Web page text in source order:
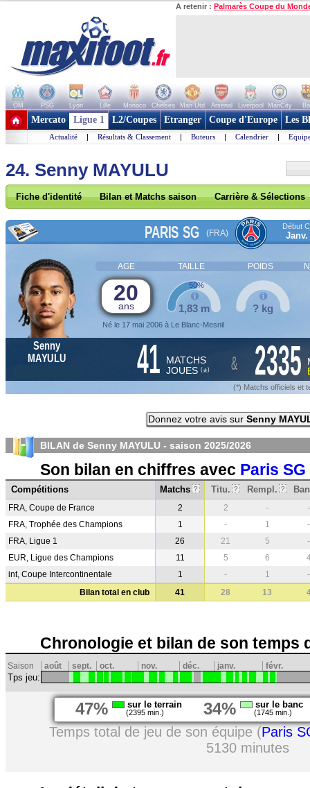
A retenir : Palmarès Coupe du
OM PSG Lyon Lille Monaco Chelsea Man Utd Arsenal Liverpool ManCity
+ de clubs
Mercato Ligue 1 L2/Coupes Etranger Coupe d'Europe Les
Actualité | Résultats & Classement | Buteurs | Calendrier |
24. Senny MAYULU
Fiche d'identité Bilan et Matchs saison Carrière & Sélections
PARIS SG (FRA)
Début
Janv.
AGE TAILLE POIDS
20
ans
Né le 17 mai 2006 à Le Blanc-Mesnil
1,83 m
50%
? kg
Senny
MAYULU
41 MATCHS
JOUES (*) & 2335
(*) Matchs officiels et
Donnez votre avis sur Senny
BILAN de Senny MAYULU - saison 2025/2026
Son bilan en chiffres avec Paris SG
Compétitions Matchs ? Titu. ? Rempl. ?
FRA, Coupe de France 2 2 -
-
FRA, Trophée des Champions
1 - 1
-
FRA, Ligue 1
26 21 5
-
EUR, Ligue des Champions
11 5 6
int, Coupe Intercontinentale
1 - 1
-
Bilan total en club
41 28 13
Chronologie et bilan de son temps
Saison août sept. oct. nov. déc. janv. févr.
Tps jeu:
47% sur le terrain
(2395 min.) 34% sur le banc
(1745 min.)
Temps total de jeu de son équipe (Paris
5130 minutes